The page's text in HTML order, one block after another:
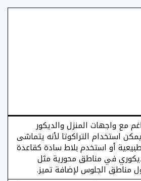
مع واجهات المنزل والديكور
استخدام التراكوتا لأنه يتماشى
أو استخدم بلاط سادة كقاعدة
في مناطق محورية مثل
مناطق الجلوس لإضافة تميز.